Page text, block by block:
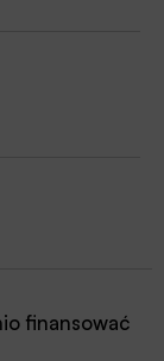
finansować